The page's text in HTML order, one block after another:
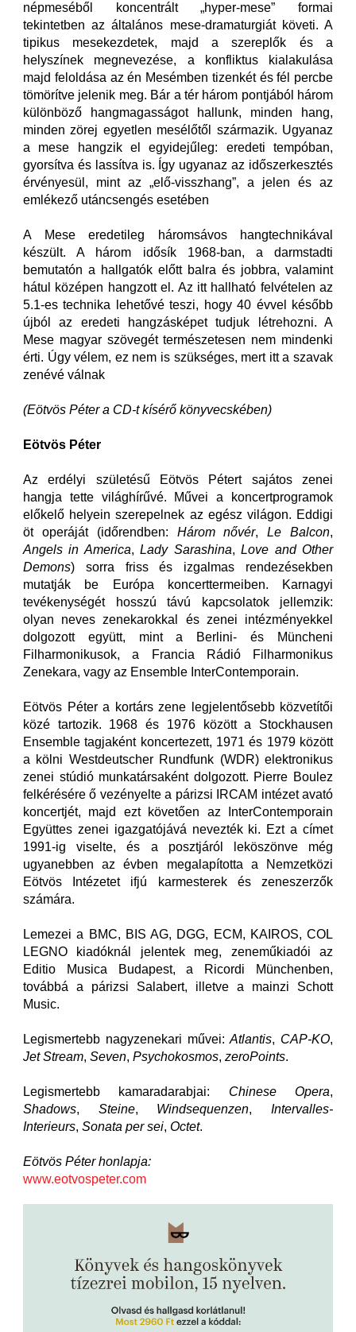
népmeséből koncentrált „hyper-mese” formai
tekintetben az általános mese-dramaturgiát követi. A
tipikus mesekezdetek, majd a szereplők és a
helyszínek megnevezése, a konfliktus kialakulása
majd feloldása az én Mesémben tizenkét és fél percbe
tömörítve jelenik meg. Bár a tér három pontjából három
különböző hangmagasságot hallunk, minden hang,
minden zörej egyetlen mesélőtől származik. Ugyanaz
a mese hangzik el egyidejűleg: eredeti tempóban,
gyorsítva és lassítva is. Így ugyanaz az időszerkesztés
érvényesül, mint az „elő-visszhang”, a jelen és az
emlékező utáncsengés esetében
A Mese eredetileg háromsávos hangtechnikával
készült. A három idősík 1968-ban, a darmstadti
bemutatón a hallgatók előtt balra és jobbra, valamint
hátul középen hangzott el. Az itt hallható felvételen az
5.1-es technika lehetővé teszi, hogy 40 évvel később
újból az eredeti hangzásképet tudjuk létrehozni. A
Mese magyar szövegét természetesen nem mindenki
érti. Úgy vélem, ez nem is szükséges, mert itt a szavak
zenévé válnak
(Eötvös Péter a CD-t kísérő könyvecskében)
Eötvös Péter
Az erdélyi születésű Eötvös Pétert sajátos zenei
hangja tette világhírűvé. Művei a koncertprogramok
előkelő helyein szerepelnek az egész világon. Eddigi
öt operáját (időrendben: Három nővér,Le Balcon,
Angels in America,Lady Sarashina,Love and Other
Demons) sorra friss és izgalmas rendezésekben
mutatják be Európa koncerttermeiben. Karnagyi
tevékenységét hosszú távú kapcsolatok jellemzik:
olyan neves zenekarokkal és zenei intézményekkel
dolgozott együtt, mint a Berlini- és Müncheni
Filharmonikusok, a Francia Rádió Filharmonikus
Zenekara, vagy az Ensemble InterContemporain.
Eötvös Péter a kortárs zene legjelentősebb közvetítői
közé tartozik. 1968 és 1976 között a Stockhausen
Ensemble tagjaként koncertezett, 1971 és 1979 között
a kölni Westdeutscher Rundfunk (WDR) elektronikus
zenei stúdió munkatársaként dolgozott. Pierre Boulez
felkérésére ő vezényelte a párizsi IRCAM intézet avató
koncertjét, majd ezt követően az InterContemporain
Együttes zenei igazgatójává nevezték ki. Ezt a címet
1991-ig viselte, és a posztjáról leköszönve még
ugyanebben az évben megalapította a Nemzetközi
Eötvös Intézetet ifjú karmesterek és zeneszerzők
számára.
Lemezei a BMC, BIS AG, DGG, ECM, KAIROS, COL
LEGNO kiadóknál jelentek meg, zeneműkiadói az
Editio Musica Budapest, a Ricordi Münchenben,
továbbá a párizsi Salabert, illetve a mainzi Schott
Music.
Legismertebb nagyzenekari művei:Atlantis, CAP-KO,
Jet Stream, Seven, Psychokosmos, zeroPoints.
Legismertebb kamaradarabjai: Chinese Opera,
Shadows, Steine, Windsequenzen,Intervalles-
Interieurs, Sonata per sei, Octet.
Eötvös Péter honlapja:
www.eotvospeter.com